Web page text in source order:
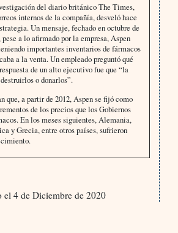
del diario británico The Times,
internos de la compañía, desveló hace
Un mensaje, fechado en octubre de
a lo afirmado por la empresa, Aspen
importantes inventarios de fármacos
a la venta. Un empleado preguntó qué
de un alto ejecutivo fue que “la
o donarlos”.
que, a partir de 2012, Aspen se fijó como
de los precios que los Gobiernos
En los meses siguientes, Alemania,
y Grecia, entre otros países, sufrieron
el 4 de Diciembre de 2020